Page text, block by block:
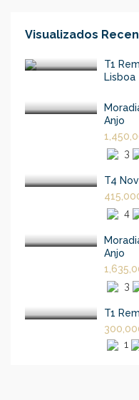
Visualizados
T1
Lisboa
Anjo
3
T4
4
Anjo
3
T1
1